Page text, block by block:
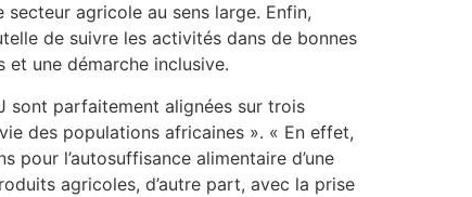
agricole au sens large. Enfin,
de suivre les activités dans de bonnes
une démarche inclusive.
sont parfaitement alignées sur trois
des populations africaines ». « En effet,
pour l’autosuffisance alimentaire d’une
agricoles, d’autre part, avec la prise